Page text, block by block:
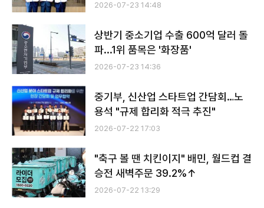
2026-07-23 14:48
상반기 중소기업 수출 600억 달러 돌
파...1위 품목은 '화장품'
2026-07-23 14:36
중기부, 신산업 스타트업 간담회…노
용석 "규제 합리화 적극 추진"
2026-07-22 17:03
"축구 볼 땐 치킨이지" 배민, 월드컵 결
승전 새벽주문 39.2%↑
2026-07-22 13:29